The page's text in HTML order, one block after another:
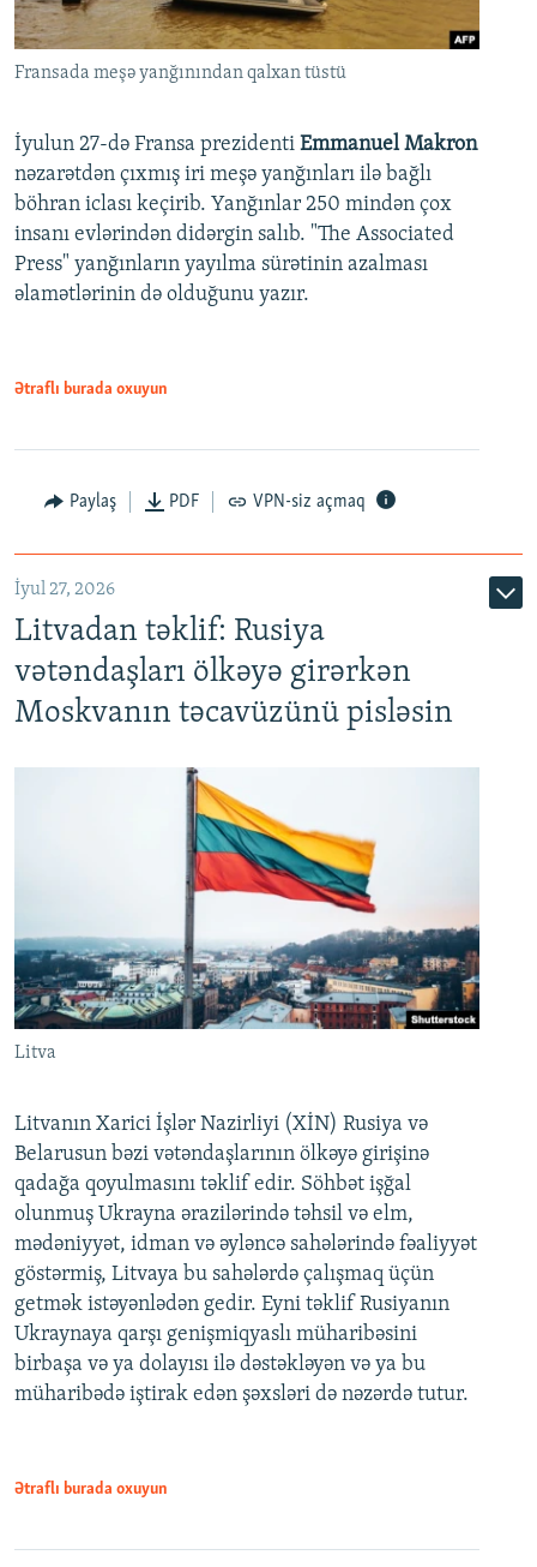
Fransada meşə yanğınından qalxan tüstü
İyulun 27-də Fransa prezidenti Emmanuel Makron
nəzarətdən çıxmış iri meşə yanğınları ilə bağlı
böhran iclası keçirib. Yanğınlar 250 mindən çox
insanı evlərindən didərgin salıb. "The Associated
Press" yanğınların yayılma sürətinin azalması
əlamətlərinin də olduğunu yazır.
Ətraflı burada oxuyun
Paylaş PDF VPN-siz açmaq
İyul 27, 2026
Litvadan təklif: Rusiya
vətəndaşları ölkəyə girərkən
Moskvanın təcavüzünü pisləsin
Litva
Litvanın Xarici İşlər Nazirliyi (XİN) Rusiya və
Belarusun bəzi vətəndaşlarının ölkəyə girişinə
qadağa qoyulmasını təklif edir. Söhbət işğal
olunmuş Ukrayna ərazilərində təhsil və elm,
mədəniyyət, idman və əyləncə sahələrində fəaliyyət
göstərmiş, Litvaya bu sahələrdə çalışmaq üçün
getmək istəyənlədən gedir. Eyni təklif Rusiyanın
Ukraynaya qarşı genişmiqyaslı müharibəsini
birbaşa və ya dolayısı ilə dəstəkləyən və ya bu
müharibədə iştirak edən şəxsləri də nəzərdə tutur.
Ətraflı burada oxuyun